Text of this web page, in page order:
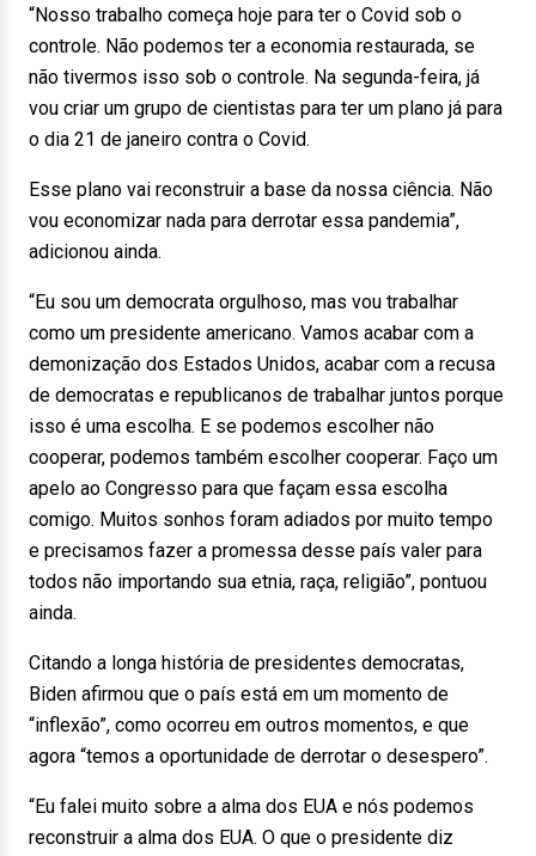
“Nosso trabalho começa hoje para ter o Covid sob o
controle. Não podemos ter a economia restaurada, se
não tivermos isso sob o controle. Na segunda-feira, já
vou criar um grupo de cientistas para ter um plano já para
o dia 21 de janeiro contra o Covid.
Esse plano vai reconstruir a base da nossa ciência. Não
vou economizar nada para derrotar essa pandemia”,
adicionou ainda.
“Eu sou um democrata orgulhoso, mas vou trabalhar
como um presidente americano. Vamos acabar com a
demonização dos Estados Unidos, acabar com a recusa
de democratas e republicanos de trabalhar juntos porque
isso é uma escolha. E se podemos escolher não
cooperar, podemos também escolher cooperar. Faço um
apelo ao Congresso para que façam essa escolha
comigo. Muitos sonhos foram adiados por muito tempo
e precisamos fazer a promessa desse país valer para
todos não importando sua etnia, raça, religião”, pontuou
ainda.
Citando a longa história de presidentes democratas,
Biden afirmou que o país está em um momento de
“inflexão”, como ocorreu em outros momentos, e que
agora “temos a oportunidade de derrotar o desespero”.
“Eu falei muito sobre a alma dos EUA e nós podemos
reconstruir a alma dos EUA. O que o presidente diz